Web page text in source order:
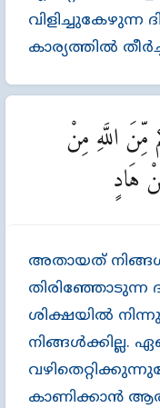
വിളിച്ചുകേഴുന്ന
കാര്യത്തില്‍
അതായത്‌
തിരിഞ്ഞോടുന്ന
ശിക്ഷയില്‍
നിങ്ങള്‍ക്കില്ല.
കാണിക്കാൻ
مِّنَ اللَّهِ مِنْ
هَادٍ